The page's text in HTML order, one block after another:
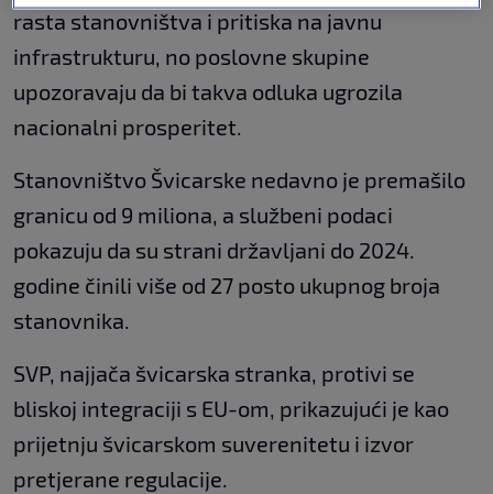
rasta stanovništva i pritiska na javnu
infrastrukturu, no poslovne skupine
upozoravaju da bi takva odluka ugrozila
nacionalni prosperitet.
Stanovništvo Švicarske nedavno je premašilo
granicu od 9 miliona, a službeni podaci
pokazuju da su strani državljani do 2024.
godine činili više od 27 posto ukupnog broja
stanovnika.
SVP, najjača švicarska stranka, protivi se
bliskoj integraciji s EU-om, prikazujući je kao
prijetnju švicarskom suverenitetu i izvor
pretjerane regulacije.